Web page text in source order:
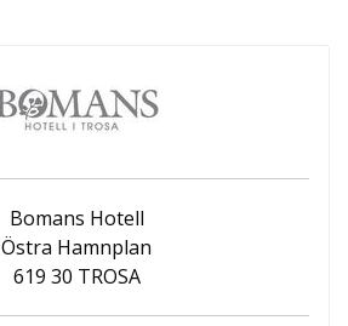
Bomans Hotell
Östra Hamnplan
619 30 TROSA